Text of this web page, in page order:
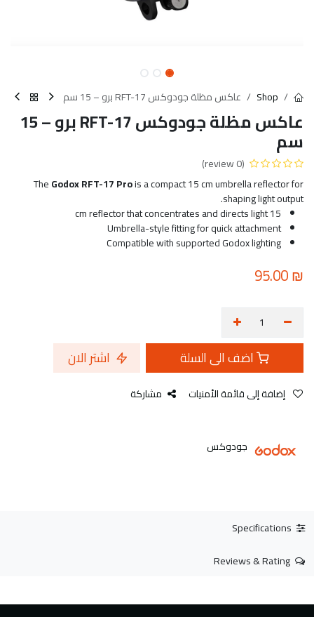
Shop عاكس مظلة جودوكس RFT-17 برو – 15 سم
عاكس مظلة جودوكس RFT-17 برو – 15
سم
(0 review)
TheGodox RFT-17 Prois a compact 15 cm umbrella reflector for
shaping light output.
15 cm reflector that concentrates and directs light
Umbrella-style fitting for quick attachment
Compatible with supported Godox lighting
₪
95.00
اضف الى السلة اشتر الان
مشاركة
جودوكس